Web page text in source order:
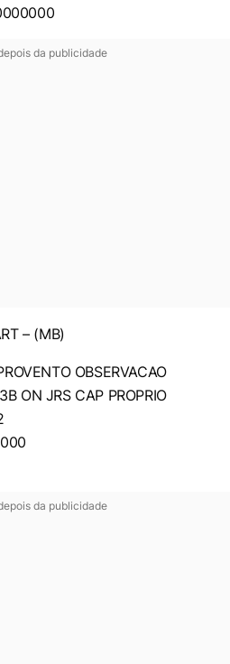
da publicidade
– (MB)
OBSERVACAO
ON JRS CAP PROPRIO
da publicidade